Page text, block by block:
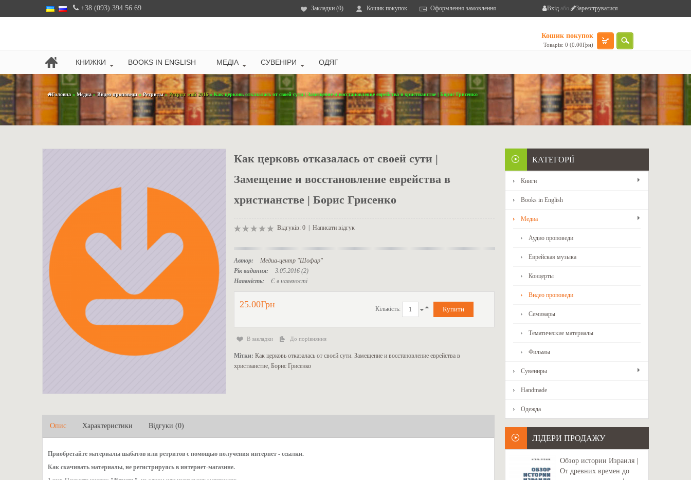
+38 (093) 394 56 69 Вхід або Зареєструватися
Закладки (0) Кошик покупок Оформлення замовлення
Кошик покупок
Товарів: 0 (0.00Грн)
КНИЖКИ BOOKS IN ENGLISH МЕДІА СУВЕНІРИ ОДЯГ
Головна» Медиа»Видео проповеди» Ретриты»Ретрит май 2016» Как церковь отказалась от своей сути | Замещение и восстановление еврейства в христианстве | Борис Грисенко
Как церковь отказалась от своей сути |
Замещение и восстановление еврейства в
христианстве | Борис Грисенко
Відгуків: 0| Написати відгук
Автор:
Медиа-центр "Шофар"
Рік видання:
3.05.2016 (2)
Наявність:
Є в наявності
25.00Грн Кількість:
В закладки До порівняння
Мітки: Как церковь отказалась от своей сути. Замещение и восстановление еврейства в
христианстве, Борис Грисенко
Опис Характеристики Відгуки (0)
Приобретайте материалы шабатов или ретритов с помощью получения интернет - ссылки.
Как скачивать материалы, не регистрируясь в интернет-магазине.
КАТЕГОРІЇ
Книги
Books in English
Медиа
Аудио проповеди
Еврейская музыка
Концерты
Видео проповеди
Семинары
Тематические материалы
Фильмы
Сувениры
Handmade
Одежда
ЛІДЕРИ ПРОДАЖУ
Обзор истории Израиля |
От древних времен до